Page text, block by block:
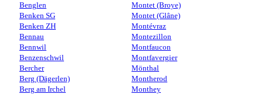
Benglen
Benken SG
Benken ZH
Bennau
Bennwil
Benzenschwil
Bercher
Berg (Dägerlen)
Berg am Irchel
Montet (Broye)
Montet (Glâne)
Montévraz
Montezillon
Montfaucon
Montfavergier
Mönthal
Montherod
Monthey